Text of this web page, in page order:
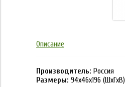
Описание
Производитель: Россия
Размеры: 94x46x196 (ШхГхВ)